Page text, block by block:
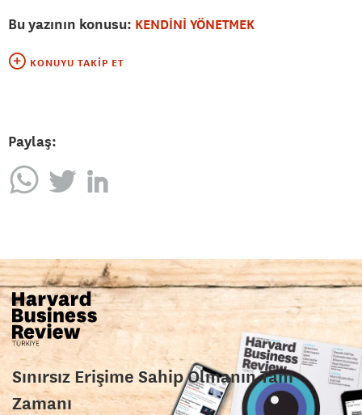
Bu yazının konusu: KENDİNİ YÖNETMEK
KONUYU TAKIP ET
Paylaş:
Sınırsız Erişime Sahip Olmanın Tam
Zamanı